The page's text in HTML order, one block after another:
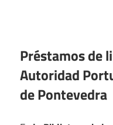
Préstamos de
Autoridad
de Pontevedra